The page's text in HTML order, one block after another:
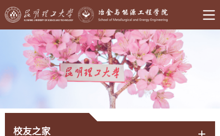
校友之家